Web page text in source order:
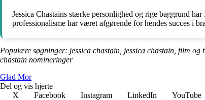
Jessica Chastains stærke personlighed og rige baggrund
professionalisme har været afgørende for hendes succes i
Populære søgninger: jessica chastain, jessica chastain, film og
chastain nomineringer
Glad Mor
Del og vis hjerte
X
Facebook Instagram LinkedIn YouTube